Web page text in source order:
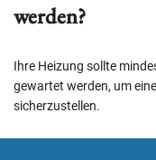
werden?
Ihre Heizung sollte
gewartet werden, um
sicherzustellen.